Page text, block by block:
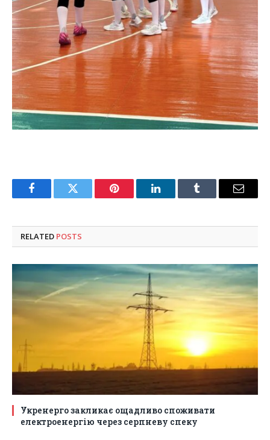
FacebookTwitter Pinterest LinkedInTumblr Email
RELATED POSTS
Укренерго закликає ощадливо споживати
електроенергію через серпневу спеку